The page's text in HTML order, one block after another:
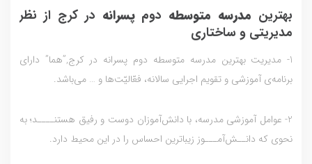
بهترین مدرسه متوسطه دومپسرانه در کرج از نظر
مدیریتی و ساختاری
1- مديریت بهترین مدرسه متوسطه دوم پسرانه در کرج,”هما” داراي
برنامه‌ي آموزشي و تقويم اجرايي سالانه، فعّاليّت‌ها و … مي‌باشد.
2- عوامل آموزشي مدرسه‌، با دانش‌آموزان دوست و رفيق هستنــــد؛ به
نحوي که دانــش‌آمـــوز زيباترين احساس را در اين محيط دارد.